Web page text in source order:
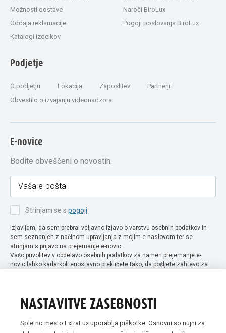
Možnosti dostave
Oddaja reklamacije
Katalogi izdelkov
Naroči BiroLux
Pogoji poslovanja BiroLux
Podjetje
O podjetju Lokacija Zaposlitev
Partnerji
Obvestilo o izvajanju videonadzora
E-novice
Bodite obveščeni o novostih.
Strinjam se s pogoji
Izjavljam, da sem prebral veljavno izjavo o varstvu osebnih podatkov in
sem seznanjen z načinom upravljanja z mojim e-naslovom ter se
strinjam s prijavo na prejemanje e-novic.
Vašo privolitev v obdelavo osebnih podatkov za namen prejemanje e-
novic lahko kadarkoli enostavno prekličete tako, da pošljete zahtevo za
NASTAVITVE ZASEBNOSTI
Spletno mesto ExtraLux uporablja piškotke. Osnovni so nujni za